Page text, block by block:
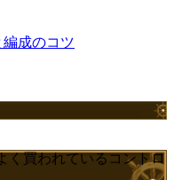
成のコツ
く買われているコントロ